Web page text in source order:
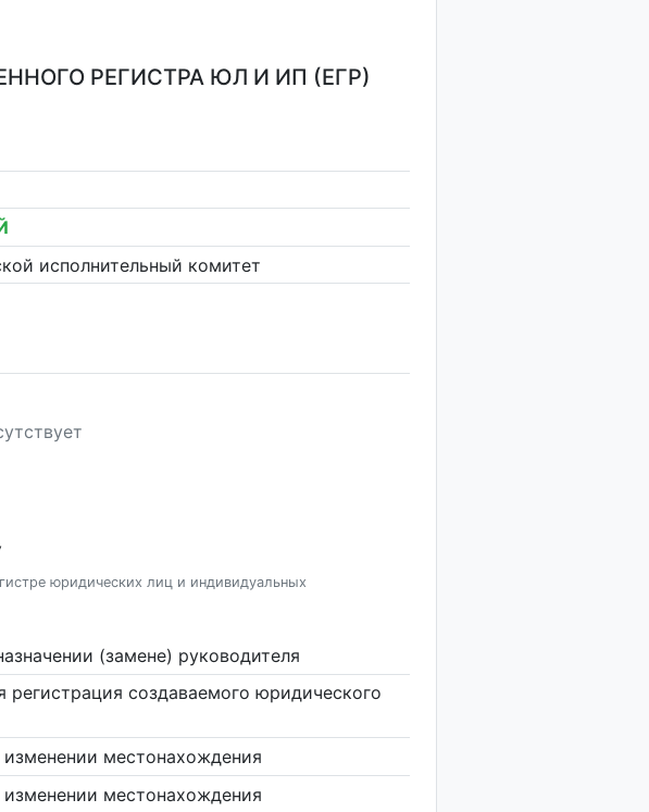
РЕГИСТРА ЮЛ И ИП (ЕГР)
исполнительный комитет
юридических лиц и индивидуальных
(замене) руководителя
регистрация создаваемого юридического
местонахождения
местонахождения